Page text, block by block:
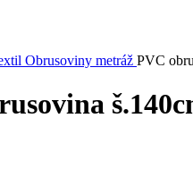
Obrusoviny metráž PVC